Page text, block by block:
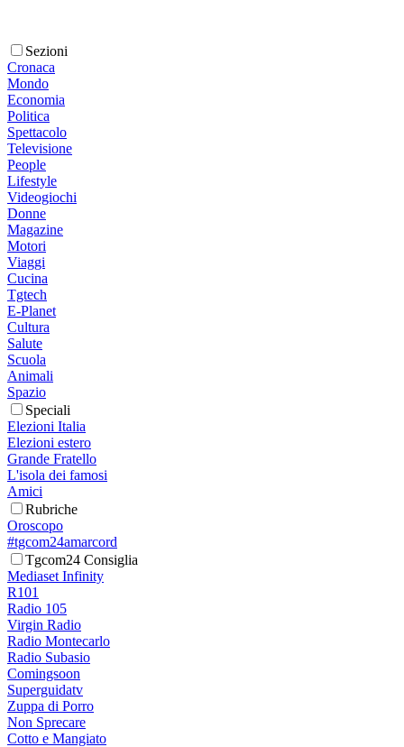
Sezioni
Cronaca
Mondo
Economia
Politica
Spettacolo
Televisione
People
Lifestyle
Videogiochi
Donne
Magazine
Motori
Viaggi
Cucina
Tgtech
E-Planet
Cultura
Salute
Scuola
Animali
Spazio
Speciali
Elezioni Italia
Elezioni estero
Grande Fratello
L'isola dei famosi
Amici
Rubriche
Oroscopo
#tgcom24amarcord
Tgcom24 Consiglia
Mediaset Infinity
R101
Radio 105
Virgin Radio
Radio Montecarlo
Radio Subasio
Comingsoon
Superguidatv
Zuppa di Porro
Non Sprecare
Cotto e Mangiato